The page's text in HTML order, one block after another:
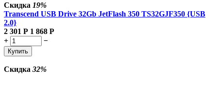
Скидка 19%
Transcend USB Drive 32Gb JetFlash 350 TS32GJF350 {USB
2.0}
2 301 Р 1 868 Р
+
−
Купить
Скидка 32%